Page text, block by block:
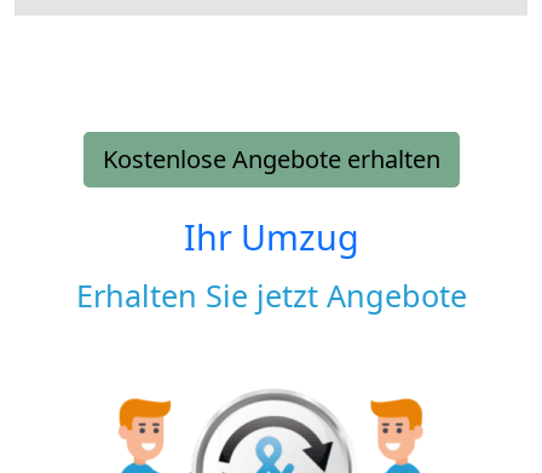
Kostenlose Angebote erhalten
Ihr Umzug
Erhalten Sie jetzt Angebote